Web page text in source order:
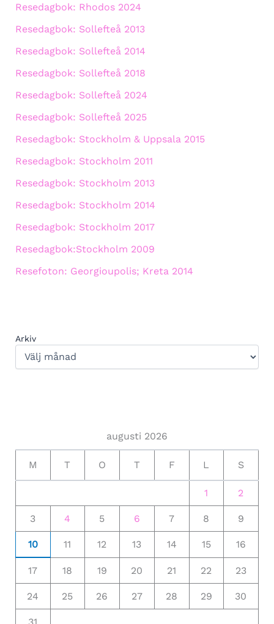
Resedagbok: Rhodos 2024
Resedagbok: Sollefteå 2013
Resedagbok: Sollefteå 2014
Resedagbok: Sollefteå 2018
Resedagbok: Sollefteå 2024
Resedagbok: Sollefteå 2025
Resedagbok: Stockholm & Uppsala 2015
Resedagbok: Stockholm 2011
Resedagbok: Stockholm 2013
Resedagbok: Stockholm 2014
Resedagbok: Stockholm 2017
Resedagbok:Stockholm 2009
Resefoton: Georgioupolis; Kreta 2014
Arkiv
augusti 2026
M T O T F L S
1 2
3 4 5 6 7 8 9
10 11 12 13 14 15 16
17 18 19 20 21 22 23
24 25 26 27 28 29 30